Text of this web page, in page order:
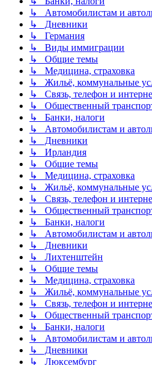
↳ Автомобилистам и
↳ Дневники
↳ Германия
↳ Виды иммиграции
↳ Общие темы
↳ Медицина, страховка
↳ Жильё, коммунальные
↳ Связь, телефон и
↳ Общественный
↳ Банки, налоги
↳ Автомобилистам и
↳ Дневники
↳ Ирландия
↳ Общие темы
↳ Медицина, страховка
↳ Жильё, коммунальные
↳ Связь, телефон и
↳ Общественный
↳ Банки, налоги
↳ Автомобилистам и
↳ Дневники
↳ Лихтенштейн
↳ Общие темы
↳ Медицина, страховка
↳ Жильё, коммунальные
↳ Связь, телефон и
↳ Общественный
↳ Банки, налоги
↳ Автомобилистам и
↳ Дневники
↳ Люксембург